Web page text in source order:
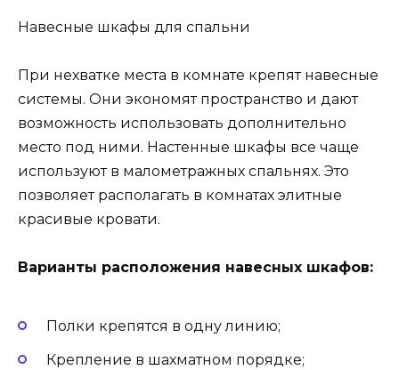
Навесные шкафы для спальни
При нехватке места в комнате крепят навесные
системы. Они экономят пространство и дают
возможность использовать дополнительно
место под ними. Настенные шкафы все чаще
используют в малометражных спальнях. Это
позволяет располагать в комнатах элитные
красивые кровати.
Варианты расположения навесных шкафов:
Полки крепятся в одну линию;
Крепление в шахматном порядке;